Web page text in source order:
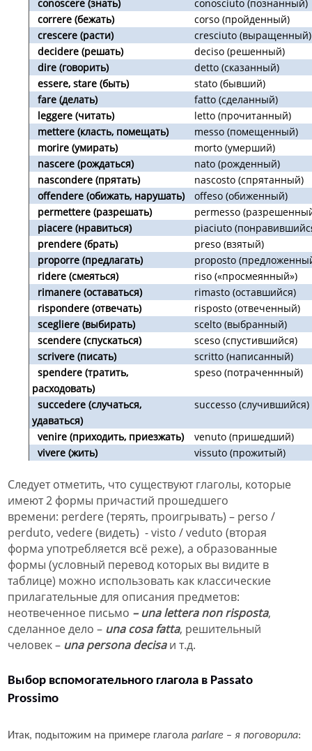
conoscere (знать)
conosciuto (познанный)
correre (бежать)
corso (пройденный)
crescere (расти)
cresciuto (выращенный)
decidere (решать)
deciso (решенный)
dire (говорить)
detto (сказанный)
essere, stare (быть)
stato (бывший)
fare (делать)
fatto (сделанный)
leggere (читать)
letto (прочитанный)
mettere (класть, помещать)
messo (помещенный)
morire (умирать)
morto (умерший)
nascere (рождаться)
nato (рожденный)
nascondere (прятать)
nascosto (спрятанный)
offendere (обижать, нарушать)
offeso (обиженный)
permettere (разрешать)
permesso
piacere (нравиться)
piaciuto
prendere (брать)
preso (взятый)
proporre (предлагать)
proposto
ridere (смеяться)
riso («просмеянный»)
rimanere (оставаться)
rimasto (оставшийся)
rispondere (отвечать)
risposto (отвеченный)
scegliere (выбирать)
scelto (выбранный)
scendere (спускаться)
sceso (спустившийся)
scrivere (писать)
scritto (написанный)
spendere (тратить,
расходовать)
speso (потраченнный)
succedere (случаться,
удаваться)
successo (случившийся)
venire (приходить, приезжать)
venuto (пришедший)
vivere (жить)
vissuto (прожитый)
Следует отметить, что существуютглаголы, которые
имеют 2 формы причастий прошедшего
времени: perdere (терять, проигрывать) – perso /
perduto, vedere (видеть) - visto / veduto (вторая
форма употребляется всё реже), а образованные
формы (условный перевод которых вы видите в
таблице) можно использовать как классические
прилагательные для описания предметов:
неотвеченное письмо –una lettera non risposta,
сделанное дело – una cosa fatta, решительный
человек– una persona decisa и т.д.
Выбор вспомогательного глагола в Passato
Prossimo
Итак, подытожим на примере глагола parlare –я поговорила: